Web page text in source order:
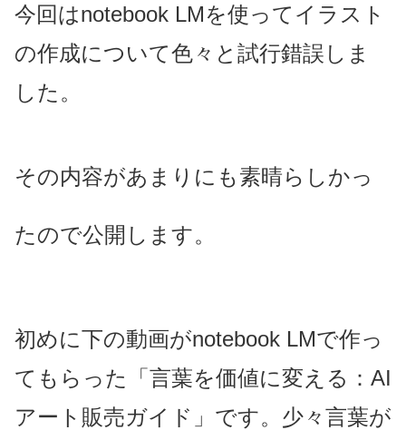
今回はnotebook LMを使ってイラスト
の作成について色々と試行錯誤しま
した。
その内容があまりにも素晴らしかっ
たので公開します。
初めに下の動画がnotebook LMで作っ
てもらった「言葉を価値に変える：AI
アート販売ガイド」です。少々言葉が